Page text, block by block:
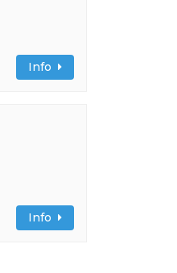
Info
Info